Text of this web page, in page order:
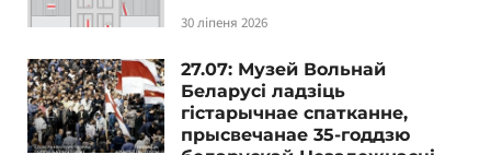
30 ліпеня 2026
27.07: Музей Вольнай
Беларусі ладзіць
гістарычнае спатканне,
прысвечанае 35-годдзю